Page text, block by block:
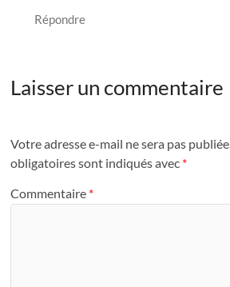
Répondre
Laisser un commentaire
Votre adresse e-mail ne sera pas publiée.
obligatoires sont indiqués avec *
Commentaire *